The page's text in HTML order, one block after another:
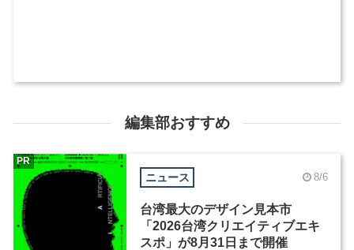
編集部おすすめ
ニュース 8/6
台湾最大のデザイン見本市
「2026台湾クリエイティブエキ
スポ」が8月31日まで開催
PR